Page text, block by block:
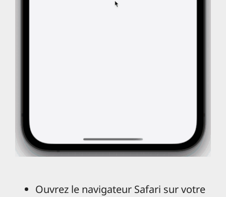
Ouvrez le navigateur Safari sur votre